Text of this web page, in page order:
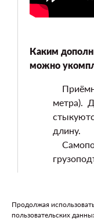
Каким
можно
метра).
длину.
В каталог
Продолжая
пользовательских